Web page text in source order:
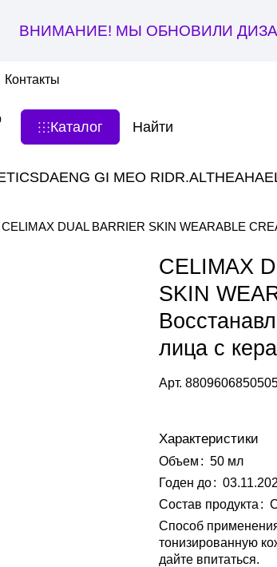
ВНИМАНИЕ! МЫ ОБНОВИЛИ
Контакты
Каталог
DAENG GI MEO RIDR.ALTHEAHAE
CELIMAX DUAL BARRIER SKIN WEARABLE
CELIMAX
SKIN
лица с
Арт.
Характеристики
Объем : 50 мл
Годен до:
Состав продукта :
Способ
тонизированную
дайте впитаться.